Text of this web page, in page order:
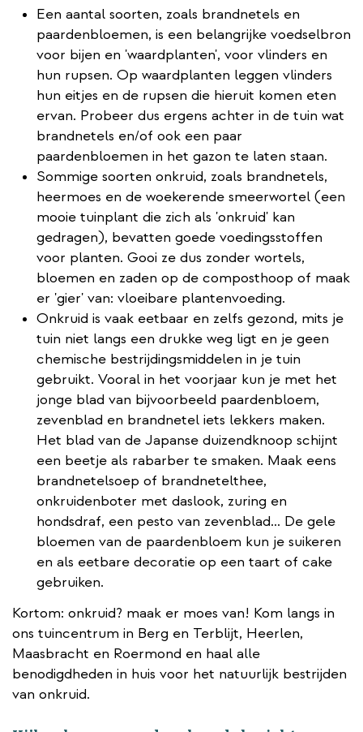
Een aantal soorten, zoals brandnetels en
paardenbloemen, is een belangrijke voedselbron
voor bijen en 'waardplanten', voor vlinders en
hun rupsen. Op waardplanten leggen vlinders
hun eitjes en de rupsen die hieruit komen eten
ervan. Probeer dus ergens achter in de tuin wat
brandnetels en/of ook een paar
paardenbloemen in het gazon te laten staan.
Sommige soorten onkruid, zoals brandnetels,
heermoes en de woekerende smeerwortel (een
mooie tuinplant die zich als 'onkruid' kan
gedragen), bevatten goede voedingsstoffen
voor planten. Gooi ze dus zonder wortels,
bloemen en zaden op de composthoop of maak
er 'gier' van: vloeibare plantenvoeding.
Onkruid is vaak eetbaar en zelfs gezond, mits je
tuin niet langs een drukke weg ligt en je geen
chemische bestrijdingsmiddelen in je tuin
gebruikt. Vooral in het voorjaar kun je met het
jonge blad van bijvoorbeeld paardenbloem,
zevenblad en brandnetel iets lekkers maken.
Het blad van de Japanse duizendknoop schijnt
een beetje als rabarber te smaken. Maak eens
brandnetelsoep of brandnetelthee,
onkruidenboter met daslook, zuring en
hondsdraf, een pesto van zevenblad... De gele
bloemen van de paardenbloem kun je suikeren
en als eetbare decoratie op een taart of cake
gebruiken.
Kortom: onkruid? maak er moes van! Kom langs in
ons tuincentrum in Berg en Terblijt, Heerlen,
Maasbracht en Roermond en haal alle
benodigdheden in huis voor het natuurlijk bestrijden
van onkruid.